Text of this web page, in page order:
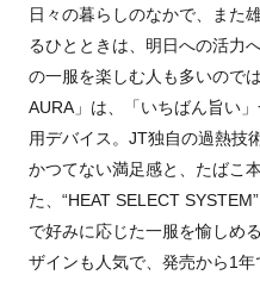
日々の暮らしのなかで、また
るひとときは、明日への活力
の一服を楽しむ人も多いので
AURA」は、「いちばん旨い
用デバイス。JT独自の過熱技
かつてない満足感と、たばこ
た、“HEAT SELECT
で好みに応じた一服を愉しめ
ザインも人気で、発売から1